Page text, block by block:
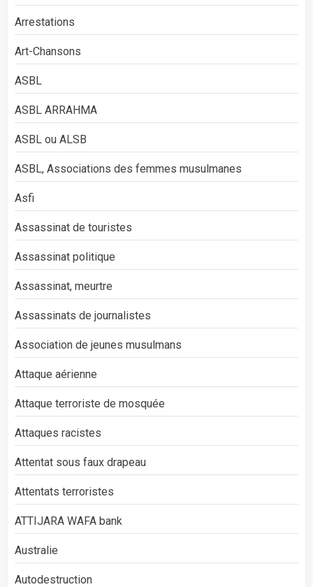
Arrestations
Art-Chansons
ASBL
ASBL ARRAHMA
ASBL ou ALSB
ASBL, Associations des femmes musulmanes
Asfi
Assassinat de touristes
Assassinat politique
Assassinat, meurtre
Assassinats de journalistes
Association de jeunes musulmans
Attaque aérienne
Attaque terroriste de mosquée
Attaques racistes
Attentat sous faux drapeau
Attentats terroristes
ATTIJARA WAFA bank
Australie
Autodestruction